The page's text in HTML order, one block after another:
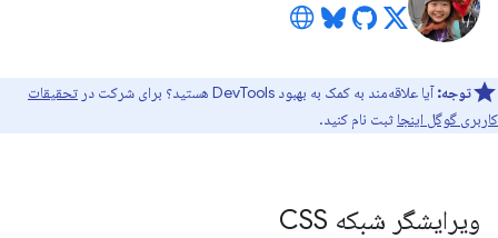
توجه:آیا علاقه‌مند به کمک به بهبود DevTools هستید؟ برای شرکت در
تحقیقات
کاربری گوگل اینجا ثبت نام کنید.
ویرایشگر شبکه CSS